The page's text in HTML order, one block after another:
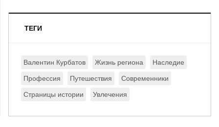
ТЕГИ
Валентин Курбатов Жизнь региона Наследие
Профессия Путешествия Современники
Страницы истории Увлечения